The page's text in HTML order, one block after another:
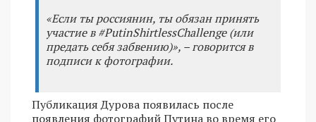
«Если ты россиянин, ты обязан принять
участие в #PutinShirtlessChallenge (или
предать себя забвению)», – говорится в
подписи к фотографии.
Публикация Дурова появилась после
появления фотографий Путина во время его